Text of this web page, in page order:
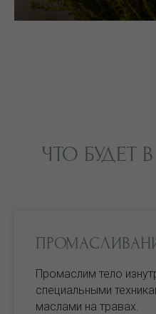
ЧТО БУДЕТ
Промаслим тело
специальными
маслами на травах.